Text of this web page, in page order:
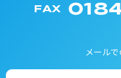
FAX
メール